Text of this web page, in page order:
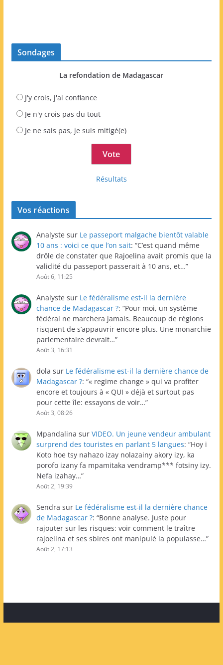
Sondages
La refondation de Madagascar
J'y crois, j'ai confiance
Je n'y crois pas du tout
Je ne sais pas, je suis mitigé(e)
Résultats
Vos réactions
Analyste sur Le passeport malgache bientôt valable
10 ans : voici ce que l’on sait: “C’est quand même
drôle de constater que Rajoelina avait promis que la
validité du passeport passerait à 10 ans, et…”
Août 6, 11:25
Analyste sur Le fédéralisme est-il la dernière
chance de Madagascar ?: “Pour moi, un système
fédéral ne marchera jamais. Beaucoup de régions
risquent de s’appauvrir encore plus. Une monarchie
parlementaire devrait…”
Août 3, 16:31
dola sur Le fédéralisme est-il la dernière chance de
Madagascar ?: “« regime change » qui va profiter
encore et toujours à « QUI » déjà et surtout pas
pour cette île: essayons de voir…”
Août 3, 08:26
Mpandalina sur VIDEO. Un jeune vendeur ambulant
surprend des touristes en parlant 5 langues: “Hoy i
Koto hoe tsy nahazo izay nolazainy akory izy, ka
porofo izany fa mpamitaka vendramp*** fotsiny izy.
Nefa izahay…”
Août 2, 19:39
Sendra sur Le fédéralisme est-il la dernière chance
de Madagascar ?: “Bonne analyse. Juste pour
rajouter sur les risques: voir comment le traître
rajoelina et ses sbires ont manipulé la populasse…”
Août 2, 17:13